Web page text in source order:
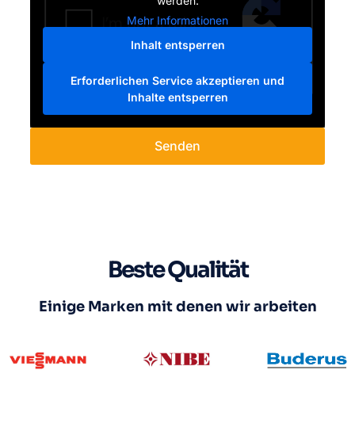
Mehr Informationen
Inhalt entsperren
Erforderlichen Service akzeptieren und
Inhalte entsperren
Senden
Beste Qualität
Einige Marken mit denen wir arbeiten